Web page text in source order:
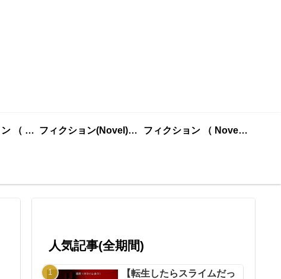
ノンフィクション （ nonfiction ） あいうえお順 フィクション(Novel)更新順 フィクション （ Novel ） あいうえお順
人気記事(全期間)
【転生したらスライムだっ